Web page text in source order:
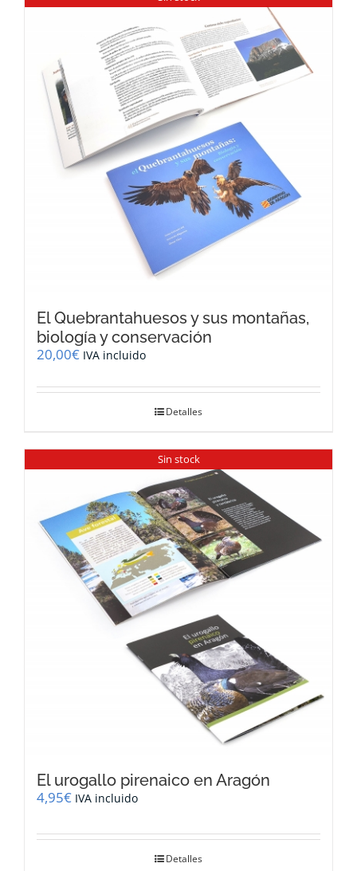
El Quebrantahuesos y sus montañas,
biología y conservación
20,00€ IVA incluido
Detalles
Sin stock
El urogallo pirenaico en Aragón
4,95€ IVA incluido
Detalles